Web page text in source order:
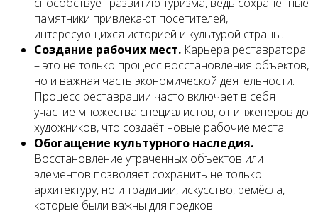
памятники привлекают посетителей,
интересующихся историей и культурой страны.
Создание рабочих мест. Карьера реставратора
– это не только процесс восстановления объектов,
но и важная часть экономической деятельности.
Процесс реставрации часто включает в себя
участие множества специалистов, от инженеров до
художников, что создаёт новые рабочие места.
Обогащение культурного наследия.
Восстановление утраченных объектов или
элементов позволяет сохранить не только
архитектуру, но и традиции, искусство, ремёсла,
которые были важны для предков.